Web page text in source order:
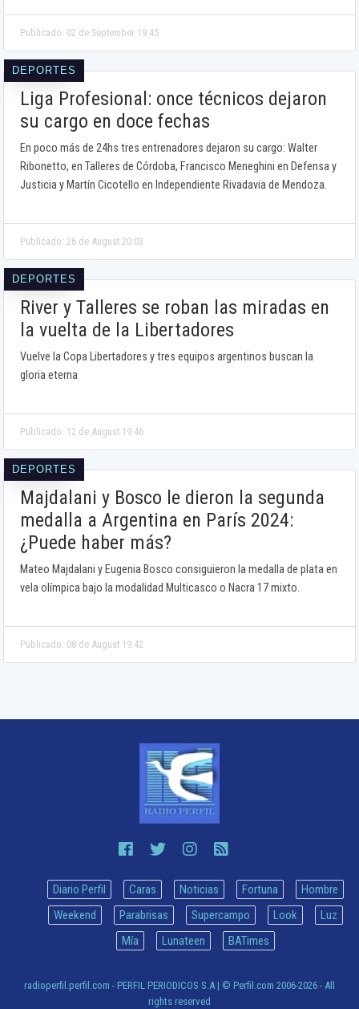
Publicado: 02 de September 19:45
DEPORTES
Liga Profesional: once técnicos dejaron
su cargo en doce fechas
En poco más de 24hs tres entrenadores dejaron su cargo: Walter
Ribonetto, en Talleres de Córdoba, Francisco Meneghini en Defensa y
Justicia y Martín Cicotello en Independiente Rivadavia de Mendoza.
Publicado: 26 de August 20:03
DEPORTES
River y Talleres se roban las miradas en
la vuelta de la Libertadores
Vuelve la Copa Libertadores y tres equipos argentinos buscan la
gloria eterna
Publicado: 12 de August 19:46
DEPORTES
Majdalani y Bosco le dieron la segunda
medalla a Argentina en París 2024:
¿Puede haber más?
Mateo Majdalani y Eugenia Bosco consiguieron la medalla de plata en
vela olímpica bajo la modalidad Multicasco o Nacra 17 mixto.
Publicado: 08 de August 19:42
Diario Perfil Caras Noticias Fortuna
Hombre
Weekend
Parabrisas Supercampo Look
Luz
Mía
Lunateen BATimes
radioperfil.perfil.com - PERFIL PERIODICOS S.A | © Perfil.com 2006-2026 - All
rights reserved